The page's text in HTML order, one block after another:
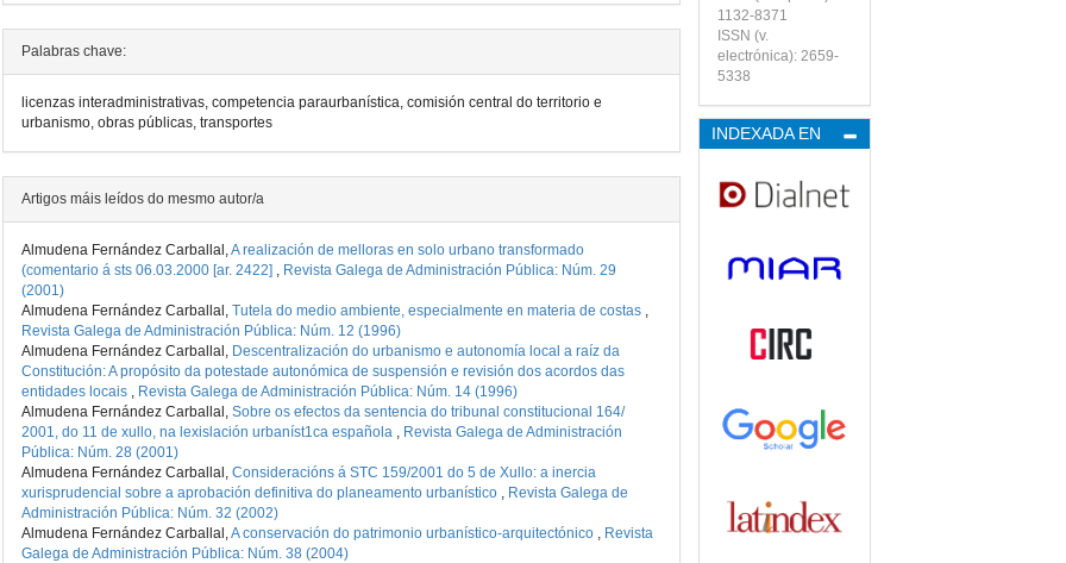
Detalles
do
artigo
Palabras chave:
licenzas interadministrativas, competencia paraurbanística, comisión central do territorio e
urbanismo, obras públicas, transportes
Artigos máis leídos do mesmo autor/a
Almudena Fernández Carballal,A realización de melloras en solo urbano transformado
(comentario á sts 06.03.2000 [ar. 2422] , Revista Galega de Administración Pública: Núm. 29
(2001)
Almudena Fernández Carballal, Tutela do medio ambiente, especialmente en materia de costas ,
Revista Galega de Administración Pública: Núm. 12 (1996)
Almudena Fernández Carballal, Descentralización do urbanismo e autonomía local a raíz da
Constitución: A propósito da potestade autonómica de suspensión e revisión dos acordos das
entidades locais , Revista Galega de Administración Pública: Núm. 14 (1996)
Almudena Fernández Carballal, Sobre os efectos da sentencia do tribunal constitucional 164/
2001, do 11 de xullo, na lexislación urbaníst1ca española , Revista Galega de Administración
Pública: Núm. 28 (2001)
Almudena Fernández Carballal, Consideracións á STC 159/2001 do 5 de Xullo: a inercia
xurisprudencial sobre a aprobación definitiva do planeamento urbanístico , Revista Galega de
Administración Pública: Núm. 32 (2002)
Almudena Fernández Carballal,A conservación do patrimonio urbanístico-arquitectónico , Revista
Galega de Administración Pública: Núm. 38 (2004)
1132-8371
ISSN (v.
electrónica): 2659-
5338
INDEXADA EN